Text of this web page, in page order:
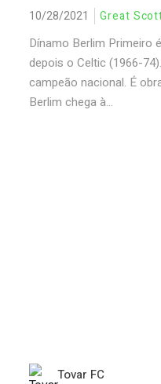
10/28/2021 Great
Dínamo Berlim Primeiro
depois o Celtic (1966-
campeão nacional. É
Berlim chega à...
Tovar FC